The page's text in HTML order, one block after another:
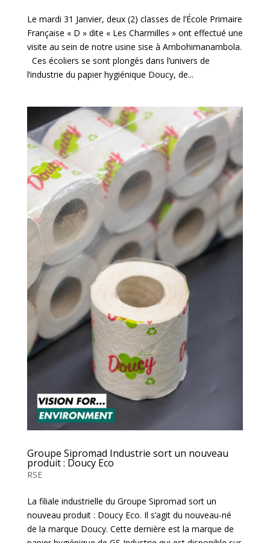
Le mardi 31 Janvier, deux (2) classes de l’École Primaire
Française « D » dite « Les Charmilles » ont effectué une
visite au sein de notre usine sise à Ambohimanambola.
Ces écoliers se sont plongés dans l’univers de
l’industrie du papier hygiénique Doucy, de...
Groupe Sipromad Industrie sort un nouveau
produit : Doucy Eco
RSE
La filiale industrielle du Groupe Sipromad sort un
nouveau produit : Doucy Eco. Il s’agit du nouveau-né
de la marque Doucy. Cette dernière est la marque de